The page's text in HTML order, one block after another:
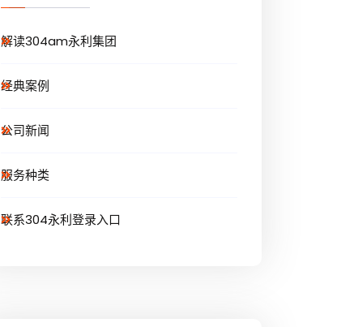
解读304am永利集团
经典案例
公司新闻
服务种类
联系304永利登录入口